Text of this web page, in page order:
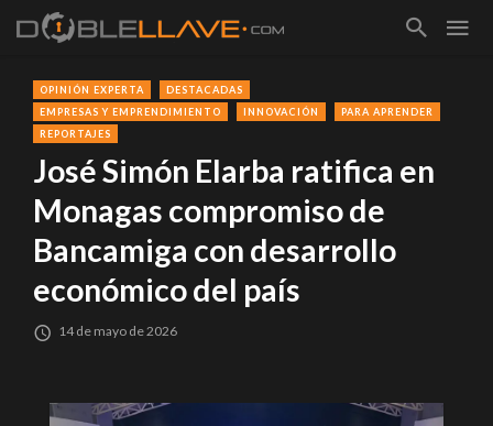
OPINIÓN EXPERTA
DESTACADAS
EMPRESAS Y EMPRENDIMIENTO
INNOVACIÓN
PARA APRENDER
REPORTAJES
José Simón Elarba ratifica en
Monagas compromiso de
Bancamiga con desarrollo
económico del país
14 de mayo de 2026